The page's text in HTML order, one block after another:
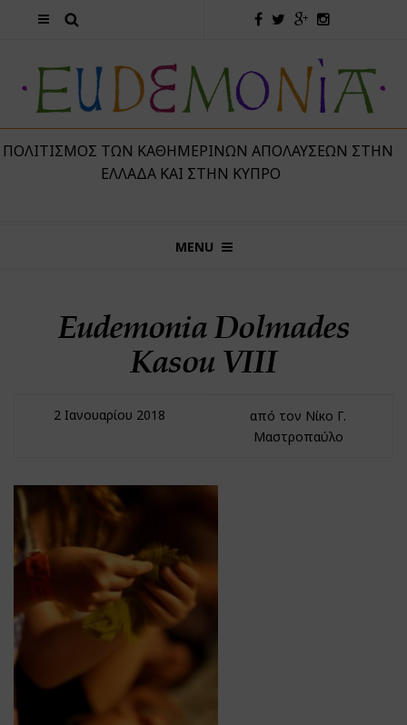
ΤΩΝ ΚΑΘΗΜΕΡΙΝΏΝ ΑΠΟΛΑΎΣΕΩΝ ΣΤΗΝ
ΕΛΛΆΔΑ ΚΑΙ ΣΤΗΝ ΚΎΠΡΟ
MENU
Eudemonia Dolmades
Kasou VIII
2 Ιανουαρίου 2018
από τον Νίκο Γ.
Μαστροπαύλο